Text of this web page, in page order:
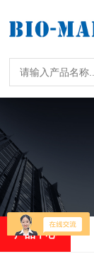
产品中心